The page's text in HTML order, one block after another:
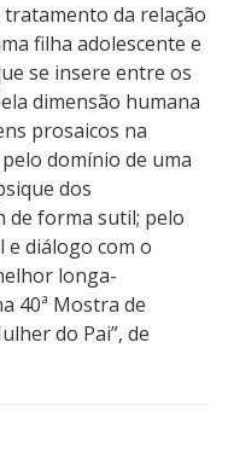
da relação
filha adolescente e
se insere entre os
dimensão humana
prosaicos na
domínio de uma
dos
de forma sutil; pelo
diálogo com o
longa-
40ª Mostra de
do Pai”, de